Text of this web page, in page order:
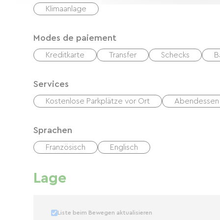
Klimaanlage
Modes de paiement
Kreditkarte Transfer Schecks
Services
Kostenlose Parkplätze vor Ort
Sprachen
Französisch Englisch
Lage
Liste beim Bewegen aktualisieren